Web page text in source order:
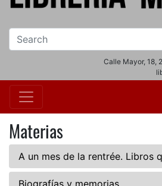
Calle Mayor, 18,
Materias
A un mes de la rentrée. Libros
Biografías y memorias